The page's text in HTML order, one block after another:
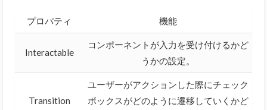
プロパティ 機能
Interactable
コンポーネントが入力を受け付けるかど
うかの設定。
Transition
ユーザーがアクションした際にチェック
ボックスがどのように遷移していくかど